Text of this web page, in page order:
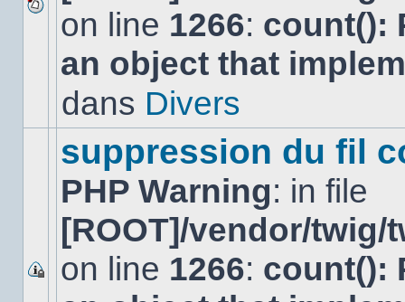
Aucun
nouveau
message
non-
dans
on line 1266: count():
an object that
dans Divers
suppression du fil
PHP Warning: in file
[ROOT]/vendor/
on line 1266: count():